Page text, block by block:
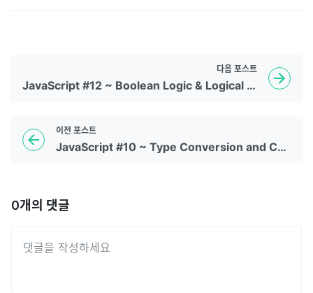
이전 포스트
JavaScript #10 ~ Type Conversion and Coercion
다음 포스트
JavaScript #12 ~ Boolean Logic & Logical Operators
0개의 댓글